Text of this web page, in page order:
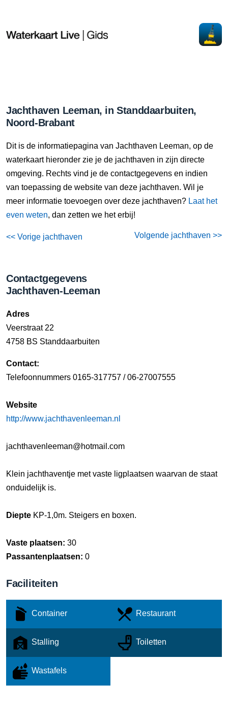
Jachthaven Leeman, in Standdaarbuiten,
Noord-Brabant
Dit is de informatiepagina van Jachthaven Leeman, op de
waterkaart hieronder zie je de jachthaven in zijn directe
omgeving. Rechts vind je de contactgegevens en indien
van toepassing de website van deze jachthaven. Wil je
meer informatie toevoegen over deze jachthaven? Laat het
even weten, dan zetten we het erbij!
<< Vorige jachthaven Volgende jachthaven >>
Contactgegevens
Jachthaven-Leeman
Adres
Veerstraat 22
4758 BS Standdaarbuiten
Contact:
Telefoonnummers 0165-317757 / 06-27007555
Website
http://www.jachthavenleeman.nl
jachthavenleeman@hotmail.com
Klein jachthaventje met vaste ligplaatsen waarvan de staat
onduidelijk is.
Diepte KP-1,0m. Steigers en boxen.
Vaste plaatsen: 30
Passantenplaatsen: 0
Faciliteiten
Container Restaurant
Stalling Toiletten
Wastafels